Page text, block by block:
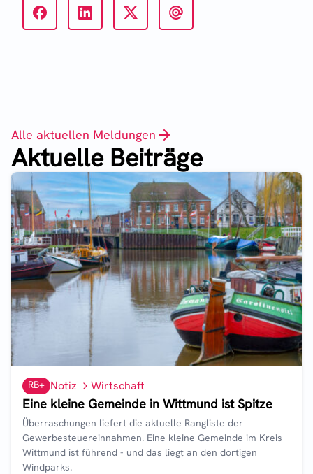
Alle aktuellen Meldungen
Aktuelle Beiträge
RB+ Notiz Wirtschaft
Eine kleine Gemeinde in Wittmund ist Spitze
Überraschungen liefert die aktuelle Rangliste der
Gewerbesteuereinnahmen. Eine kleine Gemeinde im Kreis
Wittmund ist führend - und das liegt an den dortigen
Windparks.